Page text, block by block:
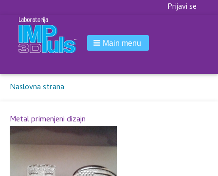
Korisnički
Prijavi se
Main menu
Breadcrumbs
You
Naslovna strana
Metal primenjeni dizajn